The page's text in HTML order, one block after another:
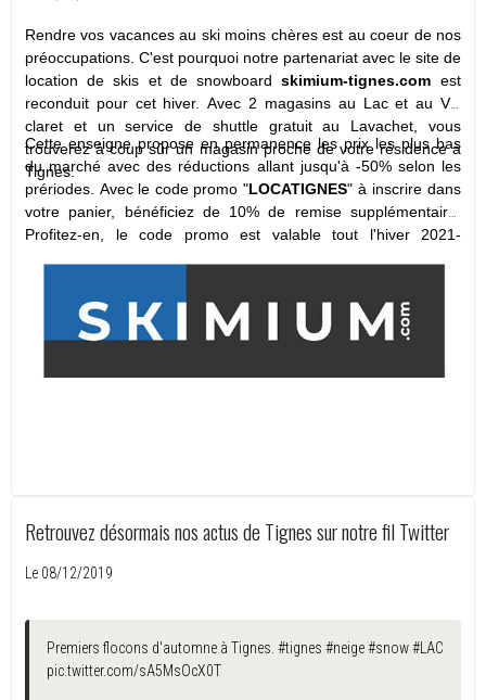
Rendre vos vacances au ski moins chères est au coeur de nos
préoccupations. C'est pourquoi notre partenariat avec le site de
location de skis et de snowboard skimium-tignes.com est
reconduit pour cet hiver. Avec 2 magasins au Lac et au Val
claret et un service de shuttle gratuit au Lavachet, vous
trouverez à coup sûr un magasin proche de votre résidence à
Tignes.
Cette enseigne propose en permanence les prix les plus bas
du marché avec des réductions allant jusqu'à -50% selon les
prériodes. Avec le code promo "LOCATIGNES" à inscrire dans
votre panier, bénéficiez de 10% de remise supplémentaire.
Profitez-en, le code promo est valable tout l'hiver 2021-
Retrouvez désormais nos actus de Tignes sur notre fil Twitter
Le 08/12/2019
Premiers flocons d'automne à Tignes. #tignes #neige#snow#LAC
pic.twitter.com/sA5MsOcX0T